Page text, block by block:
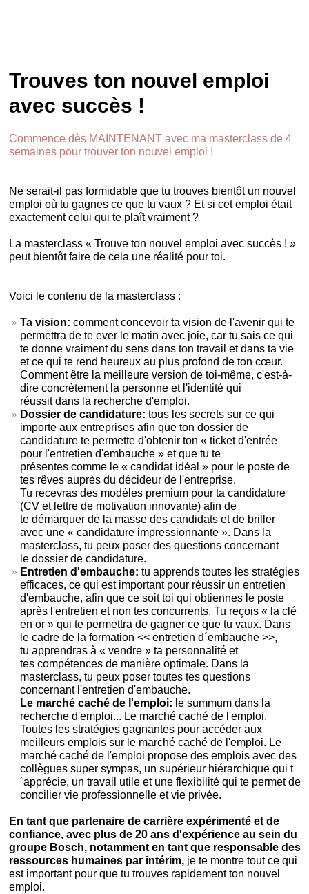
Trouves ton nouvel emploi
avec succès !
Commence dès MAINTENANT avec ma masterclass de 4
semaines pour trouver ton nouvel emploi !
Ne serait-il pas formidable que tu trouves bientôt un nouvel
emploi où tu gagnes ce que tu vaux ? Et si cet emploi était
exactement celui qui te plaît vraiment ?
La masterclass « Trouve ton nouvel emploi avec succès ! »
peut bientôt faire de cela une réalité pour toi.
Voici le contenu de la masterclass :
Ta vision: comment concevoir ta vision de l'avenir qui te
permettra de te ever le matin avec joie, car tu sais ce qui
te donne vraiment du sens dans ton travail et dans ta vie
et ce qui te rend heureux au plus profond de ton cœur.
Comment être la meilleure version de toi-même, c'est-à-
dire concrètement la personne et l'identité qui
réussit dans la recherche d'emploi.
Dossier de candidature: tous les secrets sur ce qui
importe aux entreprises afin que ton dossier de
candidature te permette d'obtenir ton « ticket d'entrée
pour l'entretien d'embauche » et que tu te
présentes comme le « candidat idéal » pour le poste de
tes rêves auprès du décideur de l'entreprise.
Tu recevras des modèles premium pour ta candidature
(CV et lettre de motivation innovante) afin de
te démarquer de la masse des candidats et de briller
avec une « candidature impressionnante ». Dans la
masterclass, tu peux poser des questions concernant
le dossier de candidature.
Entretien d'embauche: tu apprends toutes les stratégies
efficaces, ce qui est important pour réussir un entretien
d'embauche, afin que ce soit toi qui obtiennes le poste
après l'entretien et non tes concurrents. Tu reçois « la clé
en or » qui te permettra de gagner ce que tu vaux. Dans
le cadre de la formation << entretien d´embauche >>,
tu apprendras à « vendre » ta personnalité et
tes compétences de manière optimale. Dans la
masterclass, tu peux poser toutes tes questions
concernant l'entretien d'embauche.
Le marché caché de l'emploi: le summum dans la
recherche d'emploi... Le marché caché de l'emploi.
Toutes les stratégies gagnantes pour accéder aux
meilleurs emplois sur le marché caché de l'emploi. Le
marché caché de l'emploi propose des emplois avec des
collègues super sympas, un supérieur hiérarchique qui t
´apprécie, un travail utile et une flexibilité qui te permet de
concilier vie professionnelle et vie privée.
En tant que partenaire de carrière expérimenté et de
confiance, avec plus de 20 ans d'expérience au sein du
groupe Bosch, notamment en tant que responsable des
ressources humaines par intérim,je te montre tout ce qui
est important pour que tu trouves rapidement ton nouvel
emploi.